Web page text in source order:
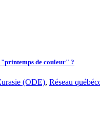
"printemps de couleur" ?
(ODE), Réseau